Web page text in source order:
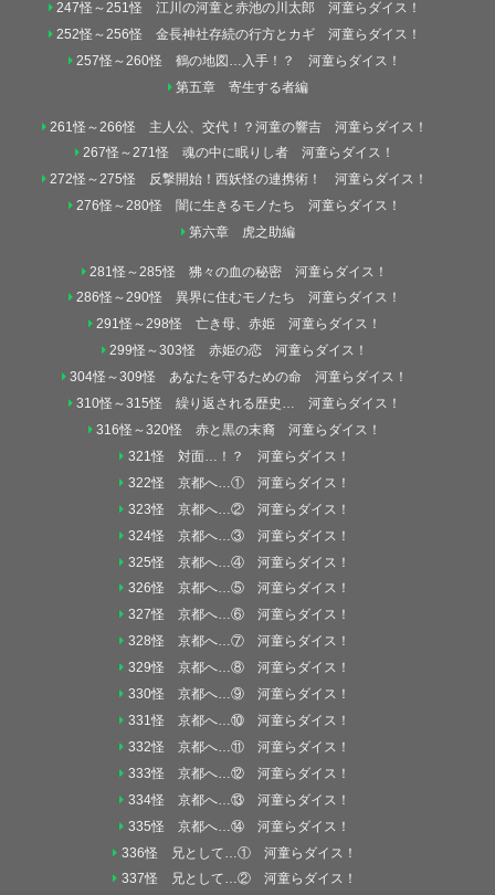
247怪～251怪 江川の河童と赤池の川太郎 河童らダイス！
252怪～256怪 金長神社存続の行方とカギ 河童らダイス！
257怪～260怪 鶴の地図…入手！？ 河童らダイス！
第五章 寄生する者編
261怪～266怪 主人公、交代！？河童の響吉 河童らダイス！
267怪～271怪 魂の中に眠りし者 河童らダイス！
272怪～275怪 反撃開始！西妖怪の連携術！ 河童らダイス！
276怪～280怪 闇に生きるモノたち 河童らダイス！
第六章 虎之助編
281怪～285怪 狒々の血の秘密 河童らダイス！
286怪～290怪 異界に住むモノたち 河童らダイス！
291怪～298怪 亡き母、赤姫 河童らダイス！
299怪～303怪 赤姫の恋 河童らダイス！
304怪～309怪 あなたを守るための命 河童らダイス！
310怪～315怪 繰り返される歴史… 河童らダイス！
316怪～320怪 赤と黒の末裔 河童らダイス！
321怪 対面…！？ 河童らダイス！
322怪 京都へ…① 河童らダイス！
323怪 京都へ…② 河童らダイス！
324怪 京都へ…③ 河童らダイス！
325怪 京都へ…④ 河童らダイス！
326怪 京都へ…⑤ 河童らダイス！
327怪 京都へ…⑥ 河童らダイス！
328怪 京都へ…⑦ 河童らダイス！
329怪 京都へ…⑧ 河童らダイス！
330怪 京都へ…⑨ 河童らダイス！
331怪 京都へ…⑩ 河童らダイス！
332怪 京都へ…⑪ 河童らダイス！
333怪 京都へ…⑫ 河童らダイス！
334怪 京都へ…⑬ 河童らダイス！
335怪 京都へ…⑭ 河童らダイス！
336怪 兄として…① 河童らダイス！
337怪 兄として…② 河童らダイス！